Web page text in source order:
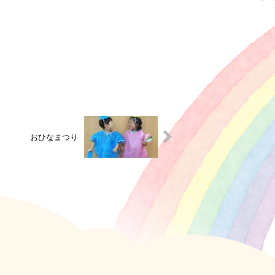
おひなまつり